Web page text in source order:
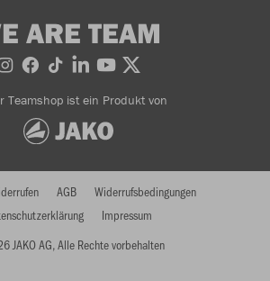
ARE TEAM
Teamshop ist ein Produkt von
JAKO AG, Alle Rechte vorbehalten
AGB
Widerrufsbedingungen
Impressum